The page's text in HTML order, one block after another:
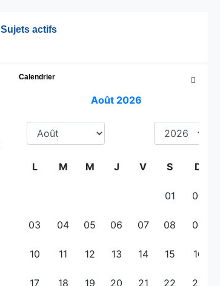
Sujets actifs

Calendrier